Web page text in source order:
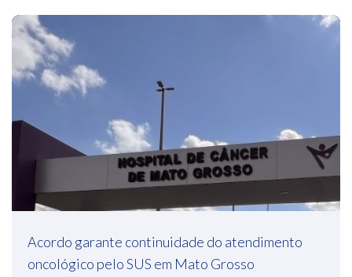
Acordo garante continuidade do atendimento
oncológico pelo SUS em Mato Grosso